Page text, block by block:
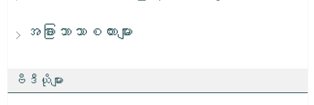
အခြားဘာသာစကားများ
ဗီဒီယိုများ